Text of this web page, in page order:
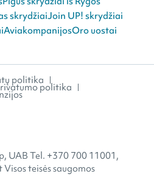
skrydžiaiJoin UP! skrydžiai
AviakompanijosOro uostai
politika
politika
UAB Tel. +370 700 11001,
teisės saugomos